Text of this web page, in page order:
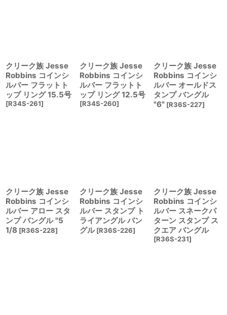
クリーク族 Jesse
Robbins コインシ
ルバー フラットト
ップ リング 15.5号
[R34S-261]
クリーク族 Jesse
Robbins コインシ
ルバー フラットト
ップ リング 12.5号
[R34S-260]
クリーク族 Jesse
Robbins コインシ
ルバー オールドス
タンプ バングル
"6" [R36S-227]
クリーク族 Jesse
Robbins コインシ
ルバー アロー スタ
ンプ バングル "5
1/8 [R36S-228]
クリーク族 Jesse
Robbins コインシ
ルバー スタンプ ト
ライアングル バン
グル [R36S-226]
クリーク族 Jesse
Robbins コインシ
ルバー スネークパ
ターン スタンプ ス
クエア バングル
[R36S-231]